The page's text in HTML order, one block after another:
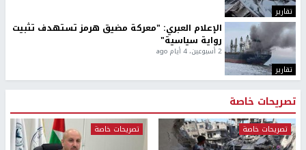
تقارير
تقارير
الإعلام العبري: "معركة مضيق هرمز تستهدف تثبيت
رواية سياسية"
2 أسبوعين، 4 أيام ago
تصريحات خاصة
تصريحات خاصة تصريحات خاصة